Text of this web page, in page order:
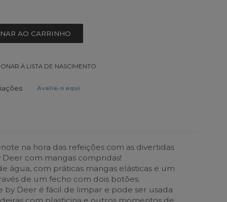
AO CARRINHO
À LISTA DE NASCIMENTO
Avalia-o aqui
na hora das refeições com as divertidas
com mangas compridas!
água, com práticas mangas elásticas e um
de um fecho com dois botões.
by Deer é fácil de limpar e pode ser usada